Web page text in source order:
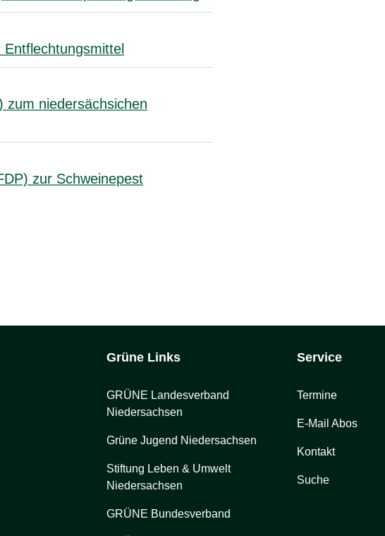
zum niedersächsichen
zur Schweinepest
Grüne Links
GRÜNE Landesverband
Niedersachsen
Grüne Jugend Niedersachsen
Stiftung Leben & Umwelt
Niedersachsen
GRÜNE Bundesverband
Service
Termine
E-Mail Abos
Kontakt
Suche